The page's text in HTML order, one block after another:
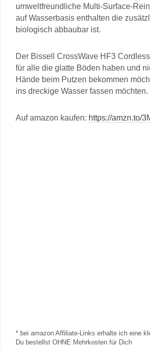
umweltfreundliche Multi-Surface-
auf Wasserbasis enthalten die
biologisch abbaubar ist.
Der Bissell CrossWave HF3
für alle die glatte Böden haben und
Hände beim Putzen bekommen
ins dreckige Wasser fassen möchten.
Auf amazon kaufen: https://amzn.to/
* bei amazon Affiliate-Links erhalte ich eine
Du bestellst OHNE Mehrkosten für Dich